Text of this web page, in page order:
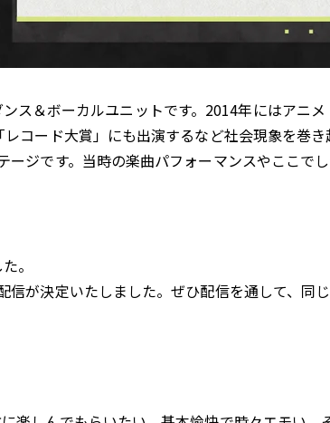
＆ボーカルユニットです。2014年にはアニ
コード大賞」にも出演するなど社会現象を巻
ジです。当時の楽曲パフォーマンスやここで
。
が決定いたしました。ぜひ配信を通して、同